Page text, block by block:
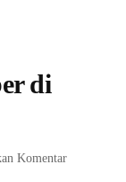
di
Komentarpada